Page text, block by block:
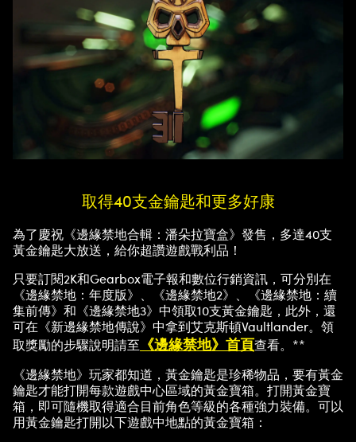
ube
的隱
私權
資料
服
器。
取得40支金鑰匙和更多好康
為了慶祝《邊緣禁地合輯：潘朵拉寶盒》發售，多達40支
黃金鑰匙大放送，給你超讚遊戲戰利品！
只要訂閱2K和Gearbox電子報和數位行銷資訊，可分別在
《邊緣禁地：年度版》、《邊緣禁地2》、《邊緣禁地：續
集前傳》和《邊緣禁地3》中領取10支黃金鑰匙，此外，還
可在《新邊緣禁地傳說》中拿到艾克斯頓Vaultlander。領
取獎勵的步驟說明請至 《邊緣禁地》首頁查看。**
《邊緣禁地》玩家都知道，黃金鑰匙是珍稀物品，要有黃金
鑰匙才能打開每款遊戲中心區域的黃金寶箱。打開黃金寶
箱，即可隨機取得適合目前角色等級的各種強力裝備。可以
用黃金鑰匙打開以下遊戲中地點的黃金寶箱：